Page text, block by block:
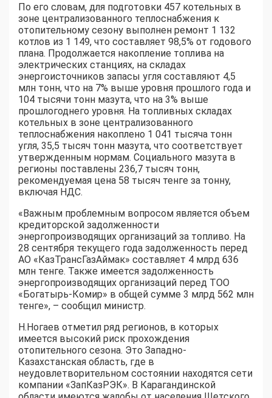
По его словам, для подготовки 457 котельных в
зоне централизованного теплоснабжения к
отопительному сезону выполнен ремонт 1 132
котлов из 1 149, что составляет 98,5% от годового
плана. Продолжается накопление топлива на
электрических станциях, на складах
энергоисточников запасы угля составляют 4,5
млн тонн, что на 7% выше уровня прошлого года и
104 тысячи тонн мазута, что на 3% выше
прошлогоднего уровня. На топливных складах
котельных в зоне централизованного
теплоснабжения накоплено 1 041 тысяча тонн
угля, 35,5 тысяч тонн мазута, что соответствует
утвержденным нормам. Социального мазута в
регионы поставлены 236,7 тысяч тонн,
рекомендуемая цена 58 тысяч тенге за тонну,
включая НДС.
«Важным проблемным вопросом является объем
кредиторской задолженности
энергопроизводящих организаций за топливо. На
28 сентября текущего года задолженность перед
АО «КазТрансГазАймак» составляет 4 млрд 636
млн тенге. Также имеется задолженность
энергопроизводящих организаций перед ТОО
«Богатырь-Комир» в общей сумме 3 млрд 562 млн
тенге», – сообщил министр.
Н.Ногаев отметил ряд регионов, в которых
имеется высокий риск прохождения
отопительного сезона. Это Западно-
Казахстанская область, где в
неудовлетворительном состоянии находятся сети
компании «ЗапКазРЭК». В Карагандинской